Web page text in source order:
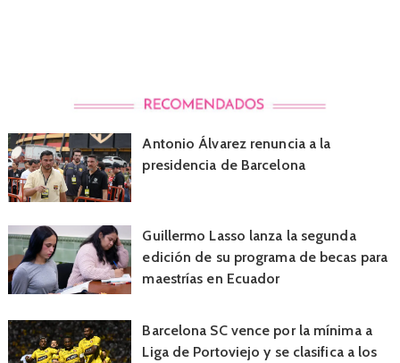
Antonio Álvarez renuncia a la
presidencia de Barcelona
Guillermo Lasso lanza la segunda
edición de su programa de becas para
maestrías en Ecuador
Barcelona SC vence por la mínima a
Liga de Portoviejo y se clasifica a los